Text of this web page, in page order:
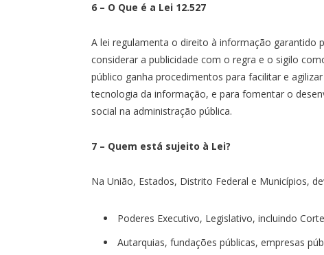
6 – O Que é a Lei 12.527
A lei regulamenta o direito à informação garantido
considerar a publicidade com o regra e o sigilo
público ganha procedimentos para facilitar e
tecnologia da informação, e para fomentar o
social na administração pública.
7 – Quem está sujeito à Lei?
Na União, Estados, Distrito Federal e Municípios,
Poderes Executivo, Legislativo, incluindo
Autarquias, fundações públicas, empresas